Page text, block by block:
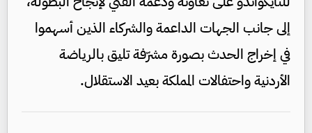
إلى جانب الجهات الداعمة والشركاء الذين أسهموا
في إخراج الحدث بصورة مشرّفة تليق بالرياضة
الأردنية واحتفالات المملكة بعيد الاستقلال.